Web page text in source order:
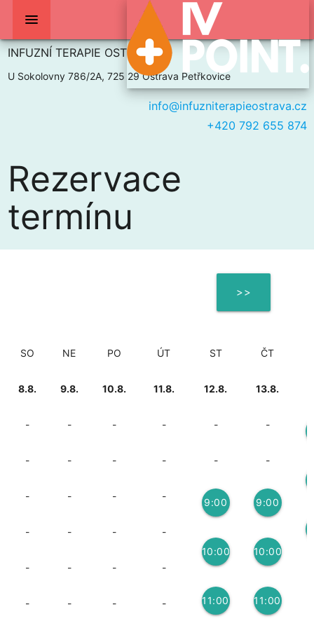
menu
INFUZNÍ TERAPIE OSTRAVA
U Sokolovny 786/2A, 725 29 Ostrava Petřkovice
info@infuzniterapieostrava.cz
+420 792 655 874
Rezervace
termínu
>>
SO
8.8.
-
-
-
-
-
-
NE
9.8.
-
-
-
-
-
-
PO
10.8.
-
-
-
-
-
-
ÚT
11.8.
-
-
-
-
-
-
ST
12.8.
-
-
9:00
10:00
11:00
ČT
13.8.
-
-
9:00
10:00
11:00